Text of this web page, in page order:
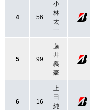
4 56
小
林
太
一
5 99
藤
井
義
豪
6 16
上
田
純